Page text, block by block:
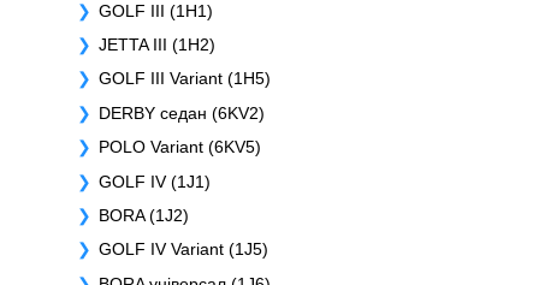
GOLF III (1H1)
JETTA III (1H2)
GOLF III Variant (1H5)
DERBY седан (6KV2)
POLO Variant (6KV5)
GOLF IV (1J1)
BORA (1J2)
GOLF IV Variant (1J5)